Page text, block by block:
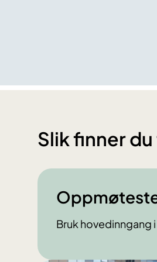
Slik finner
Bruk hovedinngang